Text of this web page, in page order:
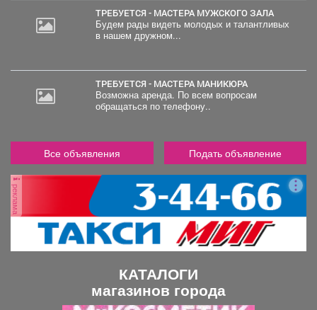
ТРЕБУЕТСЯ - МАСТЕРА МУЖСКОГО ЗАЛА
Будем рады видеть молодых и талантливых
в нашем дружном...
ТРЕБУЕТСЯ - МАСТЕРА МАНИКЮРА
Возможна аренда. По всем вопросам
обращаться по телефону..
Все объявления Подать объявление
реклама
КАТАЛОГИ
магазинов города